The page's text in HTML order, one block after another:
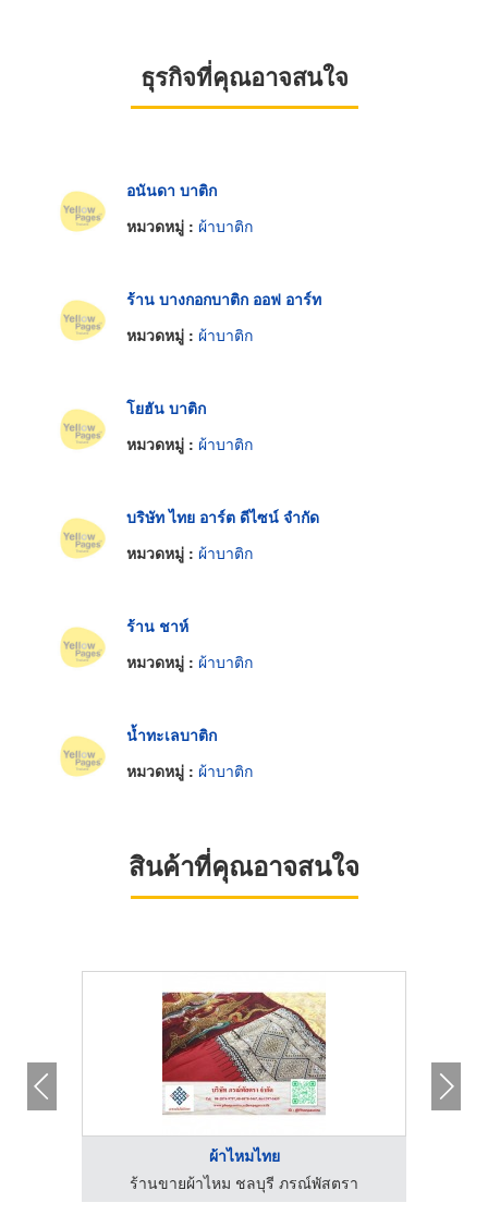
ธุรกิจที่คุณอาจสนใจ
อนันดา บาติก
หมวดหมู่ : ผ้าบาติก
ร้าน บางกอกบาติก ออฟ อาร์ท
หมวดหมู่ : ผ้าบาติก
โยฮัน บาติก
หมวดหมู่ : ผ้าบาติก
บริษัท ไทย อาร์ต ดีไซน์ จำกัด
หมวดหมู่ : ผ้าบาติก
ร้าน ชาห์
หมวดหมู่ : ผ้าบาติก
น้ำทะเลบาติก
หมวดหมู่ : ผ้าบาติก
สินค้าที่คุณอาจสนใจ
ผ้าไหมไทย
ร้านขายผ้าไหม ชลบุรี ภรณ์พัสตรา